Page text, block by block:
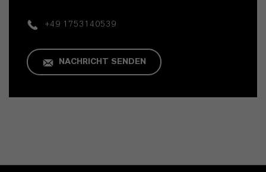
+49 1753140539
NACHRICHT SENDEN